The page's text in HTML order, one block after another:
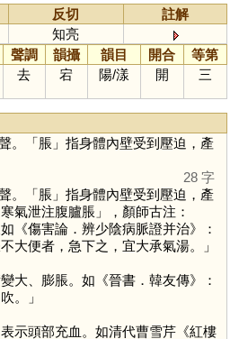
反切
註解
知亮
聲調 韻攝 韻目 開合
等第
去 宕 陽/漾 開 三
。「脹 」指身體內壁受到壓迫，產
28 字
。「脹 」指身體內壁受到壓迫，產
氣泄注腹臚脹」，顏師古注：
《傷害論．辨少陰病脈證并治》：
大便者，急下之，宜大承氣湯。」
大、膨脹。如《晉書．韓友傳》：
。」
表示頭部充血。如清代曹雪芹《紅樓